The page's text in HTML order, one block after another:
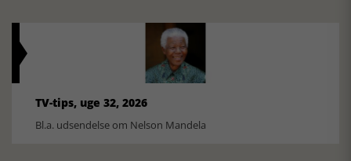
TV-tips, uge 32, 2026
Bl.a. udsendelse om Nelson Mandela